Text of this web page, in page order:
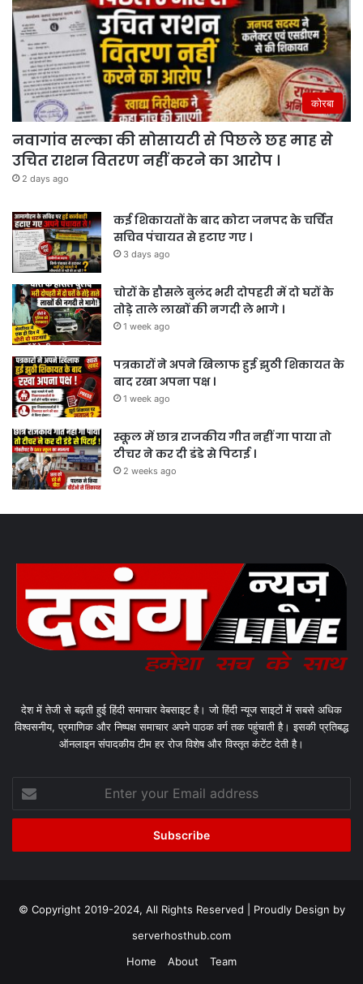
कोरबा
नवागांव सल्का की सोसायटी से पिछले छह माह से
उचित राशन वितरण नहीं करने का आरोप ।
2 days ago
कई शिकायतों के बाद कोटा जनपद के चर्चित
सचिव पंचायत से हटाए गए ।
3 days ago
चोरों के हौसले बुलंद भरी दोपहरी में दो घरों के
तोड़े ताले लाखों की नगदी ले भागे ।
1 week ago
पत्रकारों ने अपने खिलाफ हुई झुठी शिकायत के
बाद रखा अपना पक्ष ।
1 week ago
स्कूल में छात्र राजकीय गीत नहीं गा पाया तो
टीचर ने कर दी डंडे से पिटाई ।
2 weeks ago
देश में तेजी से बढ़ती हुई हिंदी समाचार वेबसाइट है। जो हिंदी न्यूज साइटों में सबसे अधिक
विश्वसनीय, प्रमाणिक और निष्पक्ष समाचार अपने पाठक वर्ग तक पहुंचाती है। इसकी प्रतिबद्ध
ऑनलाइन संपादकीय टीम हर रोज विशेष और विस्तृत कंटेंट देती है।
your
Email
© Copyright 2019-2024, All Rights Reserved | Proudly Design by
serverhosthub.com
Home
About Team